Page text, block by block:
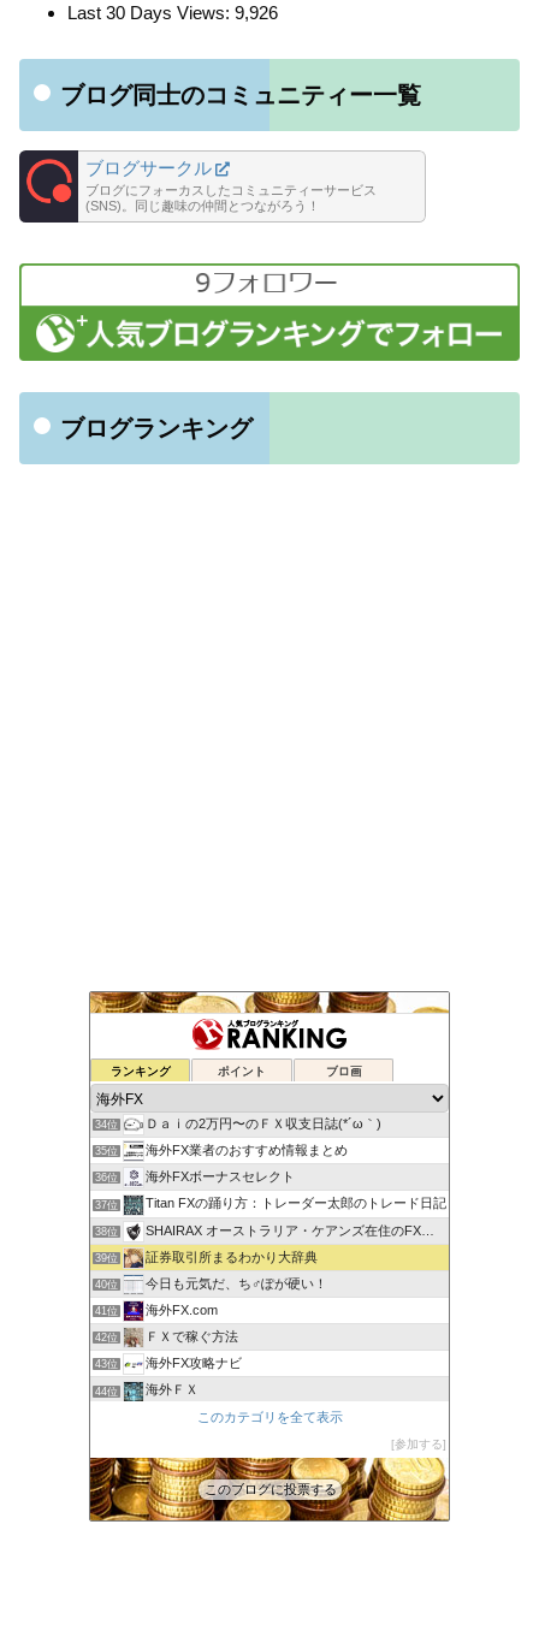
Last 30 Days Views: 9,926
ブログ同士のコミュニティー一覧
ブログサークル
ブログにフォーカスしたコミュニティーサービス
(SNS)。同じ趣味の仲間とつながろう！
ブログランキング
ランキング ポイント ブロ画
32位 ゆるゆる兼業投資家Vtuber編
33位
34位 Ｄａｉの2万円〜のＦＸ収支日誌(*´ω｀)
35位 海外FX業者のおすすめ情報まとめ
36位 海外FXボーナスセレクト
37位 Titan FXの踊り方：トレーダー太郎のトレード日記
38位 SHAIRAX オーストラリア・ケアンズ在住のFXトレーダー
39位 証券取引所まるわかり大辞典
40位 今日も元気だ、ち♂ぽが硬い！
41位 海外FX.com
42位 ＦＸで稼ぐ方法
43位 海外FX攻略ナビ
44位 海外ＦＸ
XM口座開設方法2022
FXの自動売買(EA)は本当に勝てるのか検証してみた
このカテゴリを全て表示
参加する
このブログに投票する